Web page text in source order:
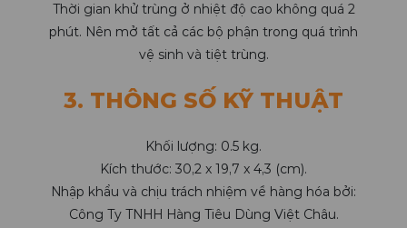
Thời gian khử trùng ở nhiệt độ cao không quá 2
phút. Nên mở tất cả các bộ phận trong quá trình
vệ sinh và tiệt trùng.
3. THÔNG SỐ KỸ THUẬT
Khối lượng: 0.5 kg.
Kích thước: 30,2 x 19,7 x 4,3 (cm).
Nhập khẩu và chịu trách nhiệm về hàng hóa bởi:
Công Ty TNHH Hàng Tiêu Dùng Việt Châu.